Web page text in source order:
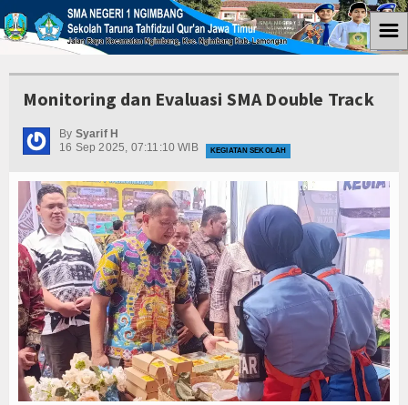
Home
Kegiatan Ekstra
Kegiatan Sekolah
Kegiatan Osis
Agenda
Coretan
Coretan SIswa
Coretan Guru
☰
Monitoring dan Evaluasi SMA Double Track
By Syarif H
16 Sep 2025, 07:11:10 WIB
KEGIATAN SEKOLAH